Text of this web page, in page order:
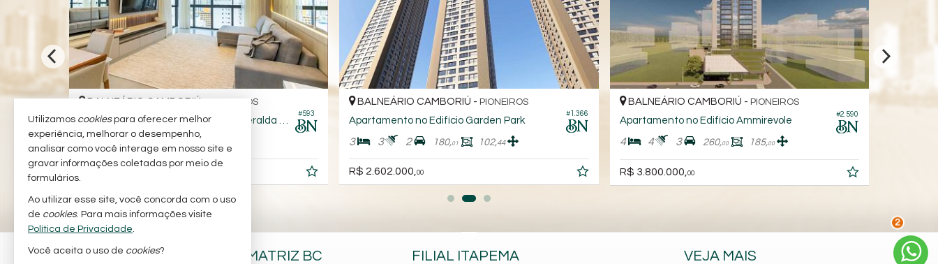
BALNEÁRIO CAMBORIÚ -PIONEIROS
Apartamento no Edifício Costa Esmeralda Residence
2 85
R$ 3.250.000,
#1.366
BALNEÁRIO CAMBORIÚ -PIONEIROS
Apartamento no Edifício Garden Park
3 2 180, 01 102, 44
R$ 2.602.000,00
#2.590
BALNEÁRIO CAMBORIÚ -PIONEIROS
Apartamento no Edifício Ammirevole
4 3 260, 00 185, 00
R$ 3.800.000,00
BARRA NOBRE IMÓVEIS - MATRIZ BC FILIAL ITAPEMA VEJA MAIS
2
Utilizamos cookiespara oferecer melhor
experiência, melhorar o desempenho,
analisar como você interage em nosso site e
gravar informações coletadas por meio de
formulários.
Ao utilizar esse site, você concorda com o uso
de cookies. Para mais informações visite
Política de Privacidade.
Você aceita o uso de cookies?